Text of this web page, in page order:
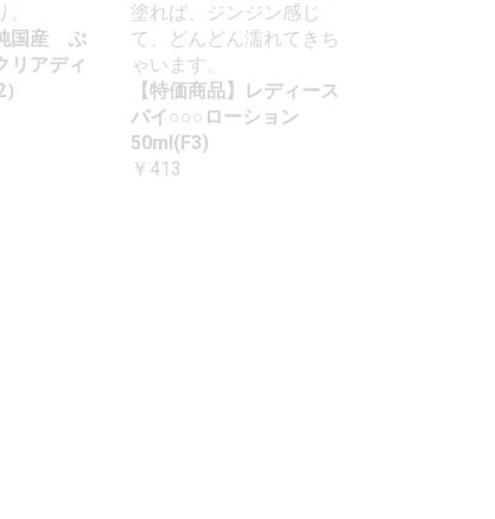
国産 ぷ
リアディ
塗れば、ジンジン感じ
て、どんどん濡れてきち
ゃいます。
【特価商品】レディース
バイ○○○ローション
50ml(F3)
￥413